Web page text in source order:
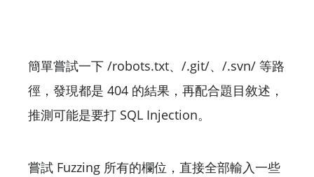
簡單嘗試一下 /robots.txt、/.git/、/.svn/ 等路
徑，發現都是 404 的結果，再配合題目敘述，
推測可能是要打 SQL Injection。
嘗試 Fuzzing 所有的欄位，直接全部輸入一些